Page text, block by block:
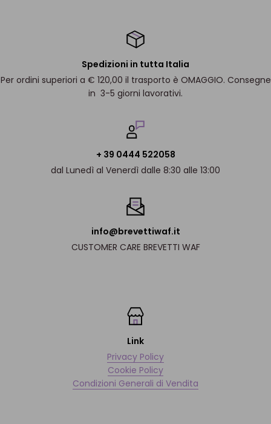
Spedizioni in tutta Italia
Per ordini superiori a € 120,00 il trasporto è OMAGGIO. Consegne
in 3-5 giorni lavorativi.
+ 39 0444 522058
dal Lunedì al Venerdì dalle 8:30 alle 13:00
info@brevettiwaf.it
CUSTOMER CARE BREVETTI WAF
Link
Privacy Policy
Cookie Policy
Condizioni Generali di Vendita